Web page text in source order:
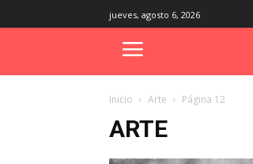
jueves, agosto 6, 2026
Inicio Arte Página 12
ARTE